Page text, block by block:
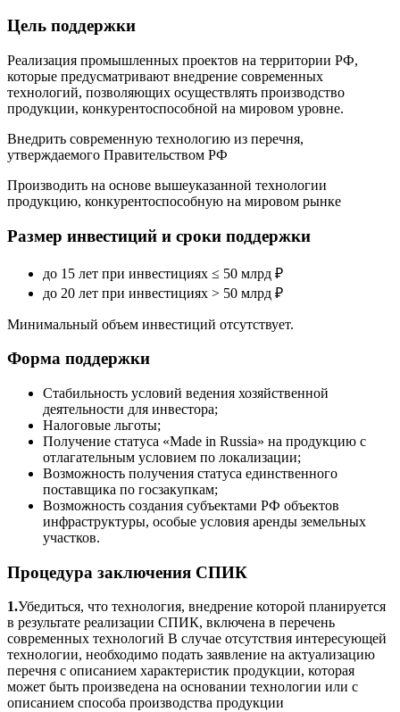
Цель поддержки
Реализация промышленных проектов на территории РФ,
которые предусматривают внедрение современных
технологий, позволяющих осуществлять производство
продукции, конкурентоспособной на мировом уровне.
Внедрить современную технологию из перечня,
утверждаемого Правительством РФ
Производить на основе вышеуказанной технологии
продукцию, конкурентоспособную на мировом рынке
Размер инвестиций и сроки поддержки
до 15 лет при инвестициях ≤ 50 млрд ₽
до 20 лет при инвестициях > 50 млрд ₽
Минимальный объем инвестиций отсутствует.
Форма поддержки
Стабильность условий ведения хозяйственной
деятельности для инвестора;
Налоговые льготы;
Получение статуса «Made in Russia» на продукцию с
отлагательным условием по локализации;
Возможность получения статуса единственного
поставщика по госзакупкам;
Возможность создания субъектами РФ объектов
инфраструктуры, особые условия аренды земельных
участков.
Процедура заключения СПИК
1.Убедиться, что технология, внедрение которой планируется
в результате реализации СПИК, включена в перечень
современных технологий В случае отсутствия интересующей
технологии, необходимо подать заявление на актуализацию
перечня с описанием характеристик продукции, которая
может быть произведена на основании технологии или с
описанием способа производства продукции